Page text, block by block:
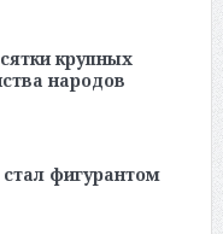
крупных
народов
фигурантом